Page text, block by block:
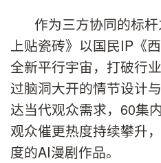
作为三方协同的标
上贴瓷砖》以国民IP《
全新平行宇宙，打破行
过脑洞大开的情节设计
达当代观众需求，60集
观众催更热度持续攀升
度的AI漫剧作品。